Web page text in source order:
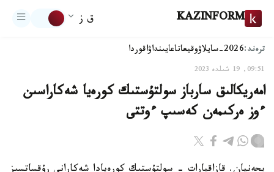
KAZINFORM ق ز
ترەند:2026-سايلاۋ وقيعاتاعايىنداۋاقوردا
09:51, 19 شىلدە 2023
امەريكالىق سارباز سولتۇستىك كورەيا شەكاراسىن
ءوز ەركىمەن كەسىپ ءوتتى